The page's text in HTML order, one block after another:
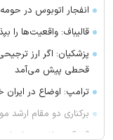
انفجار اتوبوس در حومه دمشق ۲ کشته و ۱۳
قالیباف: واقعیت‌ها را
پزشکیان: اگر ارز
قحطی پیش می‌آمد
ترامپ: اوضاع در
برکناری دو مقام ارشد
گفتگوی تلفنی وزرای